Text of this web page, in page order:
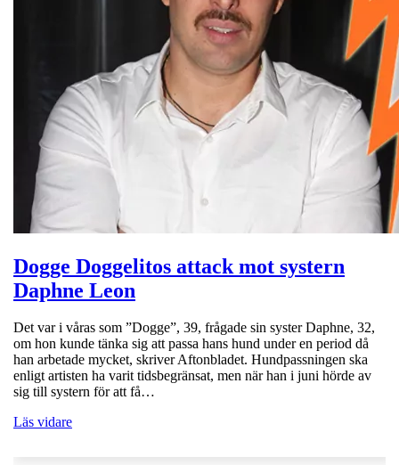
Dogge Doggelitos attack mot systern
Daphne Leon
Det var i våras som ”Dogge”, 39, frågade sin syster Daphne, 32,
om hon kunde tänka sig att passa hans hund under en period då
han arbetade mycket, skriver Aftonbladet. Hundpassningen ska
enligt artisten ha varit tidsbegränsat, men när han i juni hörde av
sig till systern för att få…
Läs vidare